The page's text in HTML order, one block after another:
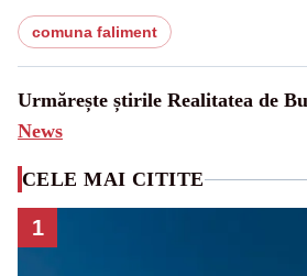
comuna faliment
Urmărește știrile Realitatea de
News
CELE MAI CITITE
1